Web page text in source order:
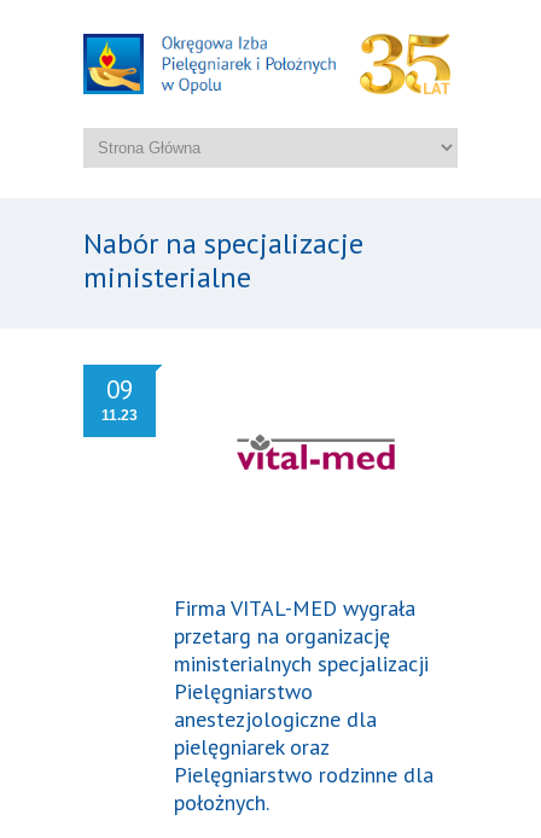
Nabór na specjalizacje
ministerialne
09
11.23
Firma VITAL-MED wygrała
przetarg na organizację
ministerialnych specjalizacji
Pielęgniarstwo
anestezjologiczne dla
pielęgniarek oraz
Pielęgniarstwo rodzinne dla
położnych.